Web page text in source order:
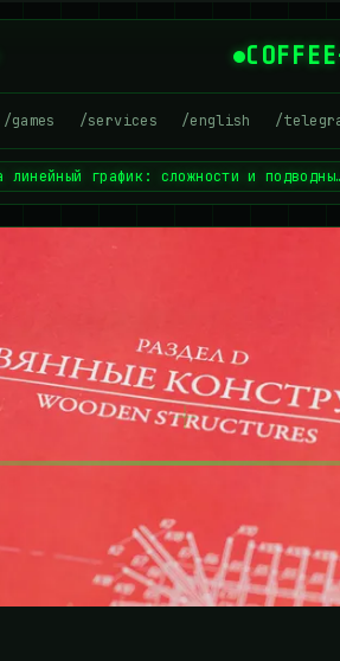
/games /services /english /
линейный график: сложности и